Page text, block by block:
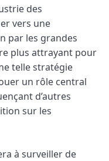
des
vers une
par les grandes
plus attrayant pour
telle stratégie
un rôle central
d’autres
sur les
à surveiller de